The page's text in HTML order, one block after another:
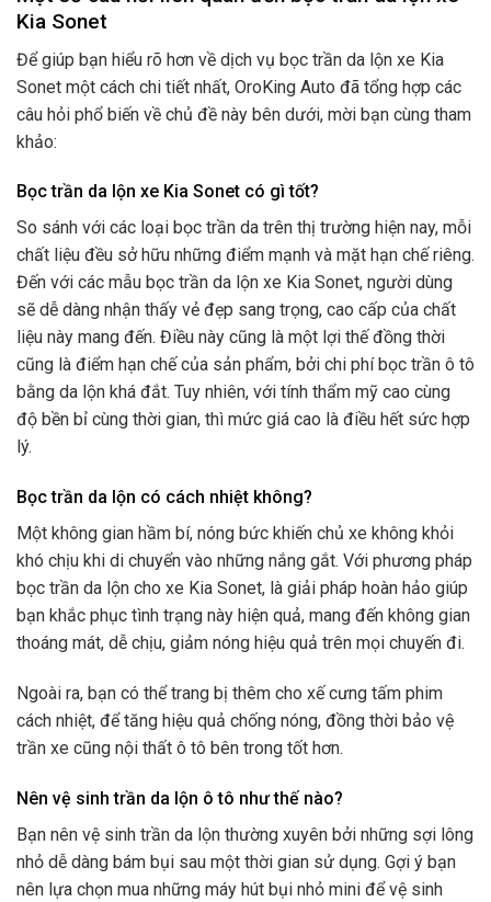
Kia Sonet
Để giúp bạn hiểu rõ hơn về dịch vụ bọc trần da lộn xe Kia
Sonet một cách chi tiết nhất, OroKing Auto đã tổng hợp các
câu hỏi phổ biến về chủ đề này bên dưới, mời bạn cùng tham
khảo:
Bọc trần da lộn xe Kia Sonet có gì tốt?
So sánh với các loại bọc trần da trên thị trường hiện nay, mỗi
chất liệu đều sở hữu những điểm mạnh và mặt hạn chế riêng.
Đến với các mẫu bọc trần da lộn xe Kia Sonet, người dùng
sẽ dễ dàng nhận thấy vẻ đẹp sang trọng, cao cấp của chất
liệu này mang đến. Điều này cũng là một lợi thế đồng thời
cũng là điểm hạn chế của sản phẩm, bởi chi phí bọc trần ô tô
bằng da lộn khá đắt. Tuy nhiên, với tính thẩm mỹ cao cùng
độ bền bỉ cùng thời gian, thì mức giá cao là điều hết sức hợp
lý.
Bọc trần da lộn có cách nhiệt không?
Một không gian hầm bí, nóng bức khiến chủ xe không khỏi
khó chịu khi di chuyển vào những nắng gắt. Với phương pháp
bọc trần da lộn cho xe Kia Sonet, là giải pháp hoàn hảo giúp
bạn khắc phục tình trạng này hiện quả, mang đến không gian
thoáng mát, dễ chịu, giảm nóng hiệu quả trên mọi chuyến đi.
Ngoài ra, bạn có thể trang bị thêm cho xế cưng tấm phim
cách nhiệt, để tăng hiệu quả chống nóng, đồng thời bảo vệ
trần xe cũng nội thất ô tô bên trong tốt hơn.
Nên vệ sinh trần da lộn ô tô như thế nào?
Bạn nên vệ sinh trần da lộn thường xuyên bởi những sợi lông
nhỏ dễ dàng bám bụi sau một thời gian sử dụng. Gợi ý bạn
nên lựa chọn mua những máy hút bụi nhỏ mini để vệ sinh